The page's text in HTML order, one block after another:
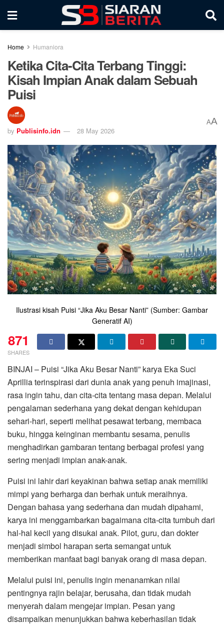
Home Humaniora
Ketika Cita-Cita Terbang Tinggi:
Kisah Impian Anak dalam Sebuah
Puisi
by Publisinfo.idn 28 May 2026
AA
Ilustrasi kisah Puisi “Jika Aku Besar Nanti” (Sumber: Gambar
Generatif AI)
871
SHARES
BINJAI – Puisi “Jika Aku Besar Nanti” karya Eka Suci
Aprillia terinspirasi dari dunia anak yang penuh imajinasi,
rasa ingin tahu, dan cita-cita tentang masa depan. Melalui
pengalaman sederhana yang dekat dengan kehidupan
sehari-hari, seperti melihat pesawat terbang, membaca
buku, hingga keinginan membantu sesama, penulis
menghadirkan gambaran tentang berbagai profesi yang
sering menjadi impian anak-anak.
Puisi ini lahir dari keyakinan bahwa setiap anak memiliki
mimpi yang berharga dan berhak untuk meraihnya.
Dengan bahasa yang sederhana dan mudah dipahami,
karya ini menggambarkan bagaimana cita-cita tumbuh dari
hal-hal kecil yang disukai anak. Pilot, guru, dan dokter
menjadi simbol harapan serta semangat untuk
memberikan manfaat bagi banyak orang di masa depan.
Melalui puisi ini, penulis ingin menanamkan nilai
pentingnya rajin belajar, berusaha, dan tidak mudah
menyerah dalam mengejar impian. Pesan yang
disampaikan menunjukkan bahwa keberhasilan tidak